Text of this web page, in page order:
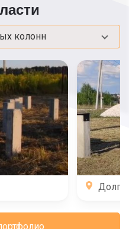
колонн